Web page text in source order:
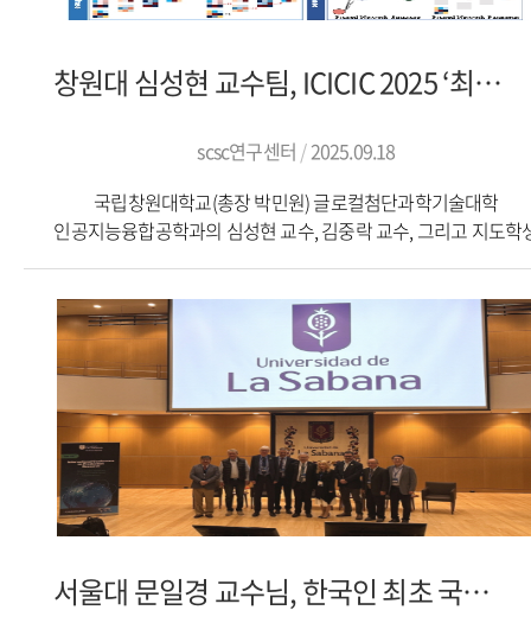
창원대 심성현 교수팀, ICICIC 2025 ‘최우수논문상’ 수상
scsc연구센터 2025.09.18
국립창원대학교(총장 박민원) 글로컬첨단과학기술대학
인공지능융합공학과의 심성현 교수, 김중락 교수, 그리고 지도학
Computing, Information and Control, ICICIC 2025)에서 최우수논
(Best Paper Award)을 수상했다고 3일 밝혔다.수상 논문은
Index Recording-Based Pruning for Enhancing Robustness of
Models in Smart Port Environments’로, 스마트 항만 환경에서 신
의사결정을 지원하기 위한 엣지 AI 모델 경량화 기술을 다뤘다. 연구
제안한 기술은 기존 방식 대비 정확도를 유지하거나 향상시키면
모델 크기를 최대 70%까지 줄일 수 있는 성과를 보여 주목을
받았다.ICICIC는 경영학, 산업공학, 컴퓨터공학 등 다양한 분야의
연구자들이 참여하는 국제 학술대회로, SCOPUS/Ei/ESCI에 등재된
있는 행사다. 매년 350편 이상의 논문이 발표되는 가운데 국립창
연구팀의 성과가 국제적으로 인정받은 것이다.이번 연구는 국립창
서울대 문일경 교수님, 한국인 최초 국제생산연구재단 석학회원 선정